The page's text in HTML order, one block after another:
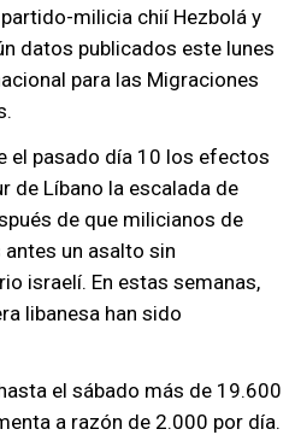
milicia chií Hezbolá y
datos publicados este lunes
para las Migraciones
el pasado día 10 los efectos
de Líbano la escalada de
de que milicianos de
un asalto sin
israelí. En estas semanas,
libanesa han sido
el sábado más de 19.600
a razón de 2.000 por día.